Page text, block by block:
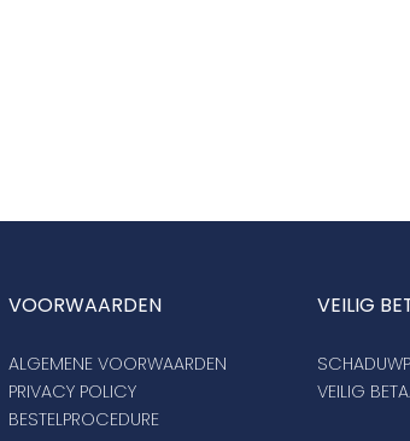
VOORWAARDEN
ALGEMENE VOORWAARDEN
PRIVACY POLICY
BESTELPROCEDURE
VEILIG
VEILIG